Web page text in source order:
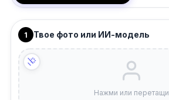
1 Твое фото или ИИ-модель
Нажми или перетащи